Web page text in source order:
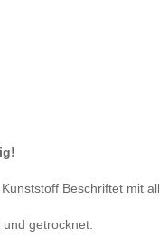
Beschriftet mit
getrocknet.